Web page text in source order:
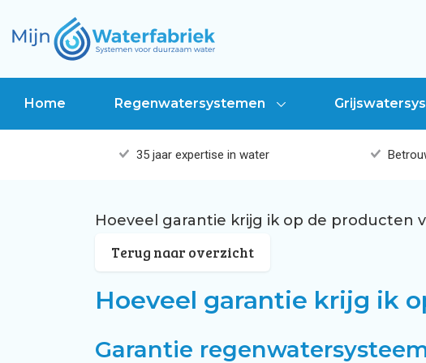
Home Regenwatersystemen
Regenwatersysteem voor particulieren
Regenwatersysteem aanleggen in woning
Kosten grijswatersysteem woning
Grijswatersysteem installeren in woning
Regenwatersystemen voor particulieren
Regenwatersystemen voor bouw- &
35 jaar expertise in water
Hoeveel garantie krijg ik op de producten
Terug naar overzicht
Hoeveel garantie krijg ik
Garantie